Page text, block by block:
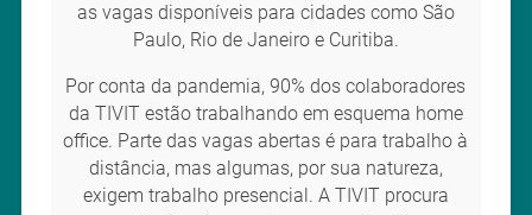
as vagas disponíveis para cidades como São
Paulo, Rio de Janeiro e Curitiba.
Por conta da pandemia, 90% dos colaboradores
da TIVIT estão trabalhando em esquema home
office. Parte das vagas abertas é para trabalho à
distância, mas algumas, por sua natureza,
exigem trabalho presencial. A TIVIT procura